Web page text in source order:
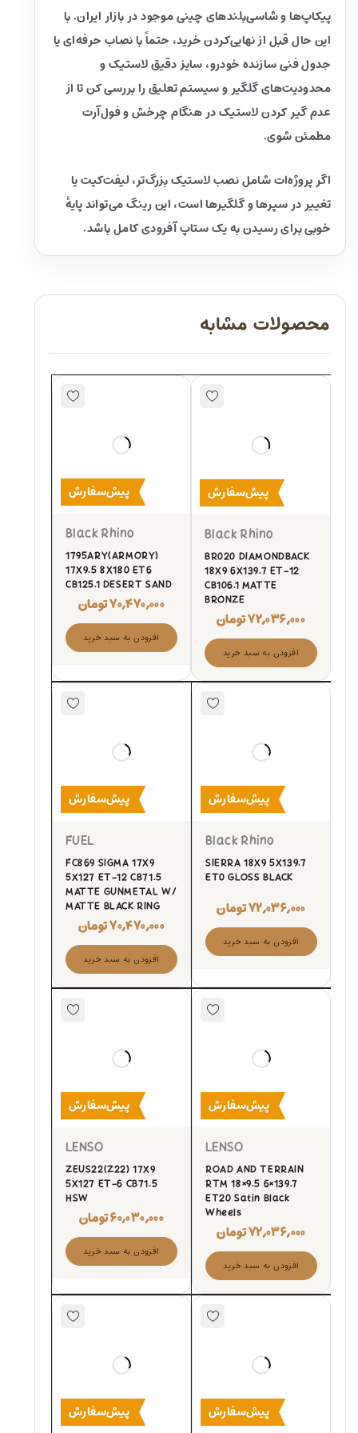
پیکاپ‌ها و شاسی‌بلندهای چینی موجود در بازار ایران. با
این حال قبل از نهایی‌کردن خرید، حتماً با نصاب حرفه‌ای یا
جدول فنی سازنده خودرو، سایز دقیق لاستیک و
محدودیت‌های گلگیر و سیستم تعلیق را بررسی کن تا از
عدم گیر کردن لاستیک در هنگام چرخش و فول‌آرت
مطمئن شوی.
اگر پروژه‌ات شامل نصب لاستیک بزرگ‌تر، لیفت‌کیت یا
تغییر در سپرها و گلگیرها است، این رینگ می‌تواند پایهٔ
خوبی برای رسیدن به یک ستاپ آفرودی کامل باشد.
محصولات مشابه
پیش‌سفارش
Black Rhino
BR020 DIAMONDBACK
18X9 6X139.7 ET-12
CB106.1 MATTE
BRONZE
۷۲,۰۳۶,۰۰۰تومان
افزودن به سبد خرید
پیش‌سفارش
Black Rhino
1795ARY(ARMORY)
17X9.5 8X180 ET6
CB125.1 DESERT SAND
۷۰,۴۷۰,۰۰۰تومان
افزودن به سبد خرید
پیش‌سفارش
Black Rhino
SIERRA 18X9 5X139.7
ET0 GLOSS BLACK
۷۲,۰۳۶,۰۰۰تومان
افزودن به سبد خرید
پیش‌سفارش
FUEL
FC869 SIGMA 17X9
5X127 ET-12 CB71.5
MATTE GUNMETAL W/
MATTE BLACK RING
۷۰,۴۷۰,۰۰۰تومان
افزودن به سبد خرید
پیش‌سفارش
LENSO
ROAD AND TERRAIN
RTM 18×9.5 6×139.7
ET20 Satin Black
Wheels
۷۲,۰۳۶,۰۰۰تومان
افزودن به سبد خرید
پیش‌سفارش
LENSO
ZEUS22(Z22) 17X9
5X127 ET-6 CB71.5
HSW
۶۰,۰۳۰,۰۰۰تومان
افزودن به سبد خرید
پیش‌سفارش پیش‌سفارش